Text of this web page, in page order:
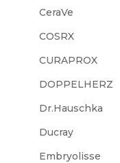
CeraVe
COSRX
CURAPROX
DOPPELHERZ
Dr.Hauschka
Ducray
Embryolisse